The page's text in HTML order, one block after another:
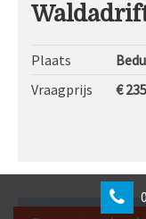
Plaats
Vraagprijs
€